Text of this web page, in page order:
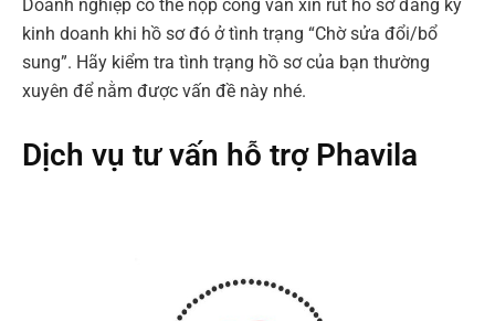
Doanh nghiệp có thể nộp công văn xin rút hồ sơ đăng ký
kinh doanh khi hồ sơ đó ở tình trạng “Chờ sửa đổi/bổ
sung”. Hãy kiểm tra tình trạng hồ sơ của bạn thường
xuyên để nằm được vấn đề này nhé.
Dịch vụ tư vấn hỗ trợ Phavila